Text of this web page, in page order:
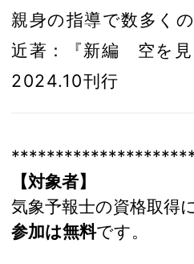
親身の指導で数多く
近著：『新編 空を
2024.10刊行
【対象者】
気象予報士の資格取得
参加は無料です。